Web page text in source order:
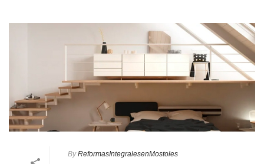
By ReformasIntegralesenMostoles